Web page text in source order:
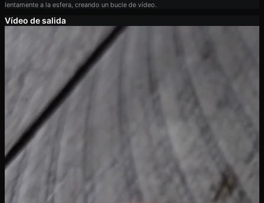
lentamente a la esfera, creando un bucle de vídeo.
Vídeo de salida